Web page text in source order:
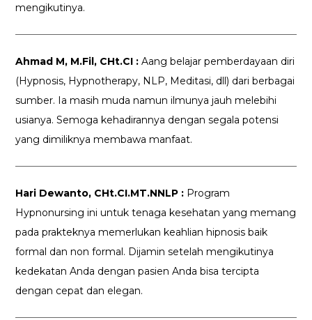
mengikutinya.
Ahmad M, M.Fil, CHt.CI : Aang belajar pemberdayaan diri
(Hypnosis, Hypnotherapy, NLP, Meditasi, dll) dari berbagai
sumber. Ia masih muda namun ilmunya jauh melebihi
usianya. Semoga kehadirannya dengan segala potensi
yang dimiliknya membawa manfaat.
Hari Dewanto, CHt.CI.MT.NNLP : Program
Hypnonursing ini untuk tenaga kesehatan yang memang
pada prakteknya memerlukan keahlian hipnosis baik
formal dan non formal. Dijamin setelah mengikutinya
kedekatan Anda dengan pasien Anda bisa tercipta
dengan cepat dan elegan.